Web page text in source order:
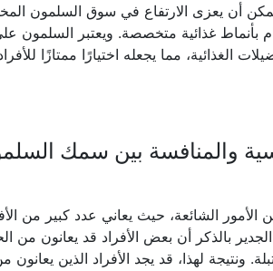
أن يعزى الارتفاع في سوق السلمون
بأنماط غذائية متخصصة. ويعتبر السلمون
الغذائية، مما يجعله اختيارًا ممتازًا
والمنافسة بين سمك
الشائعة، حيث يعاني عدد كبير من
بالذكر أن بعض الأفراد قد يعانون من
ونتيجة لهذا، قد يجد الأفراد الذين